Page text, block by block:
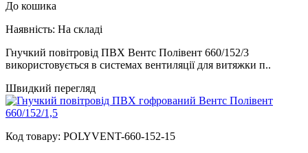
До кошика
Наявність: На складі
Гнучкий повітровід ПВХ Вентс Полівент 660/152/3
використовується в системах вентиляції для витяжки п..
Швидкий перегляд
Код товару: POLYVENT-660-152-15